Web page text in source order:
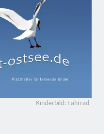
Kinderbild: Fahrrad